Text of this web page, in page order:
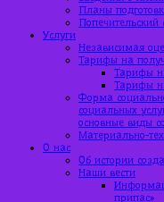
Планы
Попечительский
Услуги
Независимая
Тарифы на
Тарифы
Тарифы
Форма
социальных
основные виды
Материально-
О нас
Об истории
Наши вести
припас»